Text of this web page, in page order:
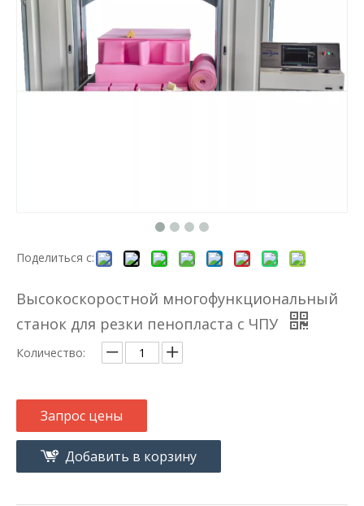
Поделиться с:
Высокоскоростной многофункциональный
станок для резки пенопласта с ЧПУ
Количество:
Запрос цены
Добавить в корзину